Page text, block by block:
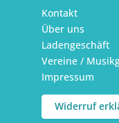
Kontakt
Über uns
Ladengeschäft
Vereine /
Impressum
Widerruf